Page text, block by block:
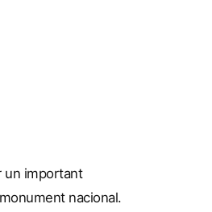
un important
nacional.